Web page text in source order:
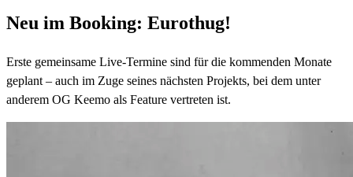
Neu im Booking: Eurothug!
Erste gemeinsame Live-Termine sind für die kommenden Monate
geplant – auch im Zuge seines nächsten Projekts, bei dem unter
anderem OG Keemo als Feature vertreten ist.